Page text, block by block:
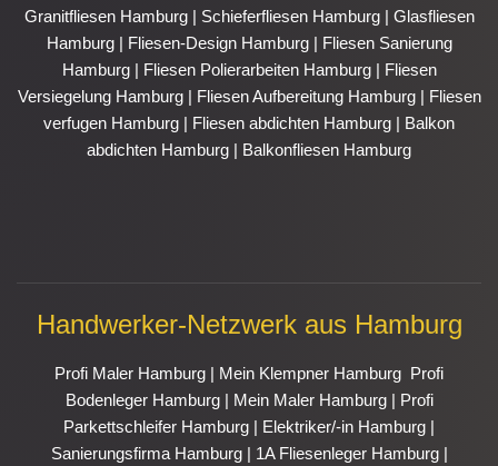
Granitfliesen Hamburg| Schieferfliesen Hamburg| Glasfliesen
Hamburg| Fliesen-Design Hamburg|
Fliesen Sanierung
Hamburg| Fliesen Polierarbeiten Hamburg|
Fliesen
Versiegelung Hamburg| Fliesen Aufbereitung Hamburg|
Fliesen
verfugen Hamburg
Fliesen abdichten Hamburg
Balkon
abdichten Hamburg
Balkonfliesen Hamburg
Handwerker-Netzwerk aus Hamburg
Profi Maler Hamburg Mein Klempner Hamburg
Profi
Bodenleger Hamburg| Mein Maler Hamburg|
Profi
Parkettschleifer Hamburg
Elektriker/-in Hamburg
Sanierungsfirma Hamburg
1A Fliesenleger Hamburg